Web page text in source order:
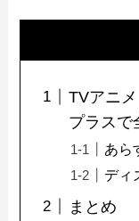
TVアニ
プラスで
あら
ディ
まとめ